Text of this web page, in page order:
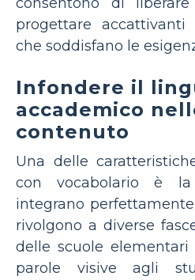
progettare
che soddisfano le
Infondere il
accademico
contenuto
Una delle
con vocabolario è
integrano
rivolgono a diverse
delle scuole
parole visive agli